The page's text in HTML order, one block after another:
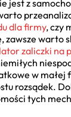
jest z
dla firmy, czy
zawsze warto
zaliczki na
w małej
rozsądek.
tych